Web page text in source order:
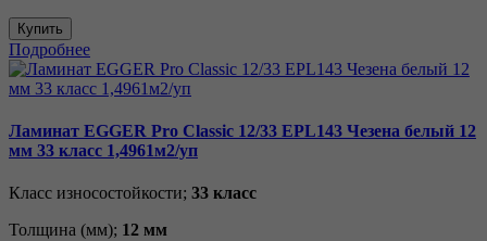
Купить
Подробнее
Ламинат EGGER Pro Classic 12/33 EPL143 Чезена белый 12
мм 33 класс 1,4961м2/уп
Класс износостойкости; 33 класс
Толщина (мм); 12 мм